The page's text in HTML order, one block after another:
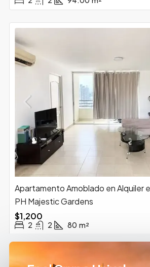
Apartamento Amoblado en Alquiler
PH Majestic Gardens
$1,200
2 2 80 m²